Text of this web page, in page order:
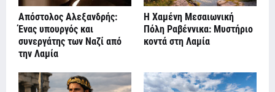
Απόστολος Αλεξανδρής:
Ένας υπουργός και
συνεργάτης των Ναζί από
την Λαμία
Η Χαμένη Μεσαιωνική
Πόλη Ραβέννικα: Μυστήριο
κοντά στη Λαμία